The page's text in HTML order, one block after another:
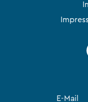
E-Mail